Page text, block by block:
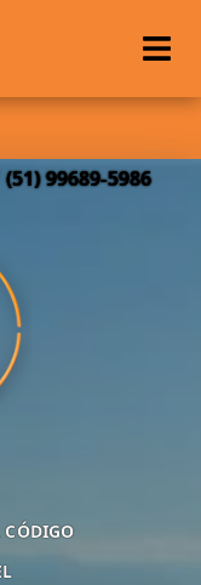
(51) 99689-5986
CÓDIGO